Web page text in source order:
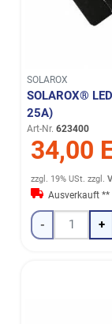
SOLAROX
SOLAROX®
25A)
Art-Nr. 623400
34,00
zzgl. 19% USt. zzgl.
Ausverkauft **
- +